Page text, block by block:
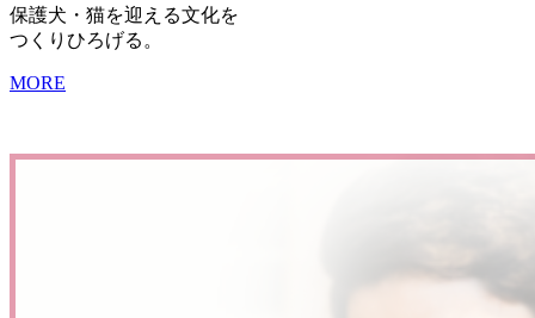
保護犬・猫を迎える文化を
つくりひろげる。
MORE